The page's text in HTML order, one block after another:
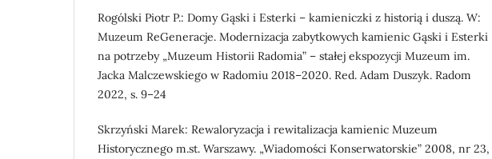
Rogólski Piotr P.: Domy Gąski i Esterki – kamieniczki z historią i duszą. W:
Muzeum ReGeneracje. Modernizacja zabytkowych kamienic Gąski i Esterki
na potrzeby „Muzeum Historii Radomia” – stałej ekspozycji Muzeum im.
Jacka Malczewskiego w Radomiu 2018–2020. Red. Adam Duszyk. Radom
2022, s. 9–24
Skrzyński Marek: Rewaloryzacja i rewitalizacja kamienic Muzeum
Historycznego m.st. Warszawy. „Wiadomości Konserwatorskie” 2008, nr 23,